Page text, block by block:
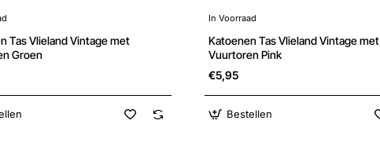
Tas Vlieland Vintage met
Groen
In Voorraad
Katoenen Tas Vlieland Vintage met
Vuurtoren Pink
€5,95
Bestellen